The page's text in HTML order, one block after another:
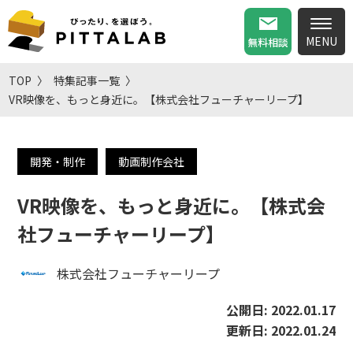
無料相談
TOP
特集記事一覧
VR映像を、もっと身近に。【株式会社フューチャーリープ】
開発・制作 動画制作会社
VR映像を、もっと身近に。【株式会
社フューチャーリープ】
株式会社フューチャーリープ
公開日: 2022.01.17
更新日: 2022.01.24